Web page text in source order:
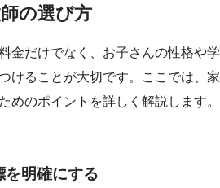
の選び方
金だけでなく、お子さんの性格や学
けることが大切です。ここでは、家
めのポイントを詳しく解説します。
を明確にする